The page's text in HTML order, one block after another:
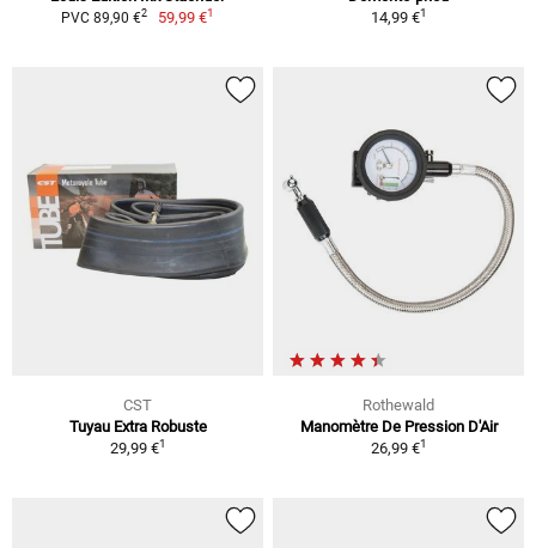
PVC 89,90 €2 59,99 €1
14,99 €1
CST
Tuyau Extra Robuste
29,99 €1
Rothewald
Manomètre De Pression D'Air
26,99 €1